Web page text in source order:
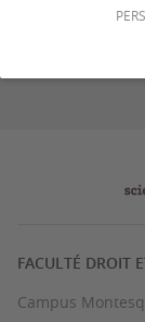
Aucun
FACULTÉ DROIT
Campus